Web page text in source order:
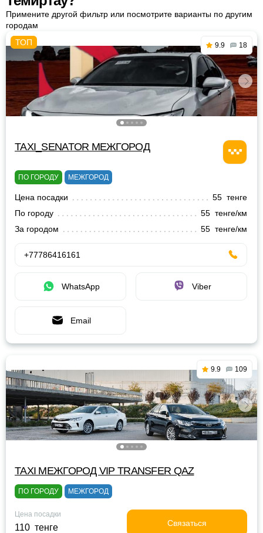
Примените другой фильтр или посмотрите варианты по другим
городам
9.9 18
TAXI_SENATOR МЕЖГОРОД
ПО ГОРОДУ МЕЖГОРОД
Цена посадки
55 тенге
По городу
55 тенге/км
За городом
55 тенге/км
+77786416161
WhatsApp Viber
Email
9.9 109
TAXI МЕЖГОРОД VIP TRANSFER QАZ
ПО ГОРОДУ МЕЖГОРОД
Цена посадки
110 тенге Связаться